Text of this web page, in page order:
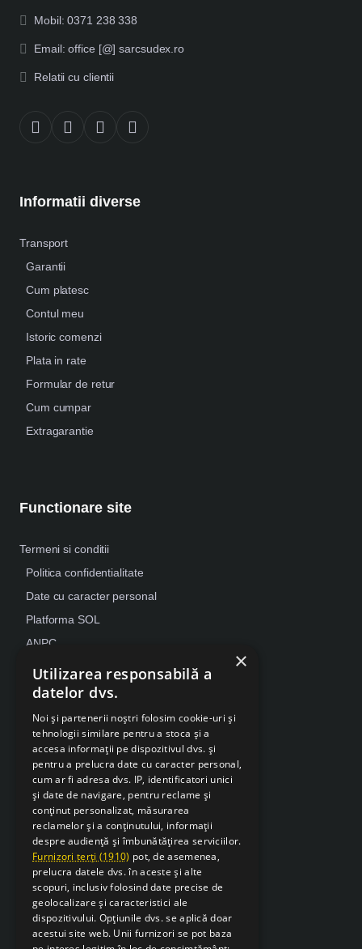
Mobil: 0371 238 338
Email: office [@] sarcsudex.ro
Relatii cu clientii
Informatii diverse
Transport
Garantii
Cum platesc
Contul meu
Istoric comenzi
Plata in rate
Formular de retur
Cum cumpar
Extragarantie
Functionare site
Termeni si conditii
Politica confidentialitate
Date cu caracter personal
Platforma SOL
ANPC
Despre Cookies
Retragere din contract
×
Utilizarea responsabilă a
datelor dvs.
Noi și partenerii noștri folosim cookie-uri și
tehnologii similare pentru a stoca și a
accesa informații pe dispozitivul dvs. și
pentru a prelucra date cu caracter personal,
cum ar fi adresa dvs. IP, identificatori unici
și date de navigare, pentru reclame și
conținut personalizat, măsurarea
reclamelor și a conținutului, informații
despre audiență și îmbunătățirea serviciilor.
Furnizori terți (1910) pot, de asemenea,
prelucra datele dvs. în aceste și alte
scopuri, inclusiv folosind date precise de
geolocalizare și caracteristici ale
dispozitivului. Opțiunile dvs. se aplică doar
acestui site web. Unii furnizori se pot baza